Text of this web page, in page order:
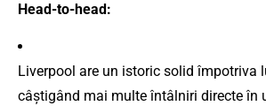
Head-to-head:
Liverpool are un istoric solid împotriva
câștigând mai multe întâlniri directe în